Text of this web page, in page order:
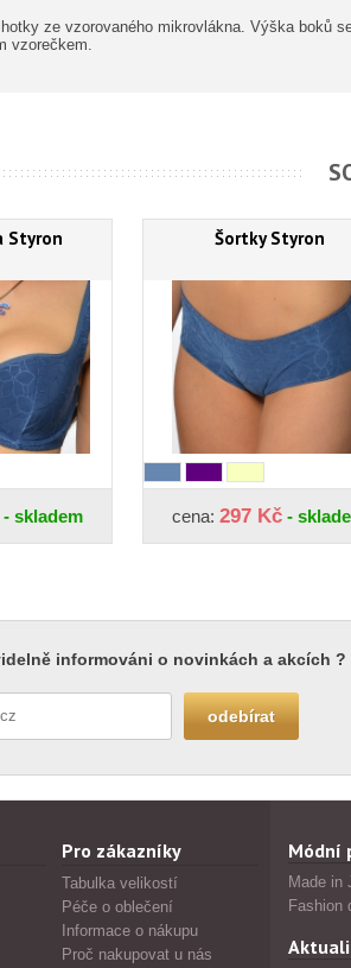
ze vzorovaného mikrovlákna. Výška boků
vzorečkem.
Styron
- skladem
Šortky Styron
cena: 297 Kč -
informováni o novinkách a akcích ?
Pro zákazníky
Tabulka velikostí
Péče o oblečení
Informace o nákupu
Proč nakupovat u nás
Módní
Made in
Fashion